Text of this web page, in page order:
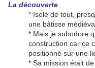
La découverte
* Isolé de tout,
une bâtisse
* Mais je subodore
construction car ce
positionné sur une
* Sa mission était